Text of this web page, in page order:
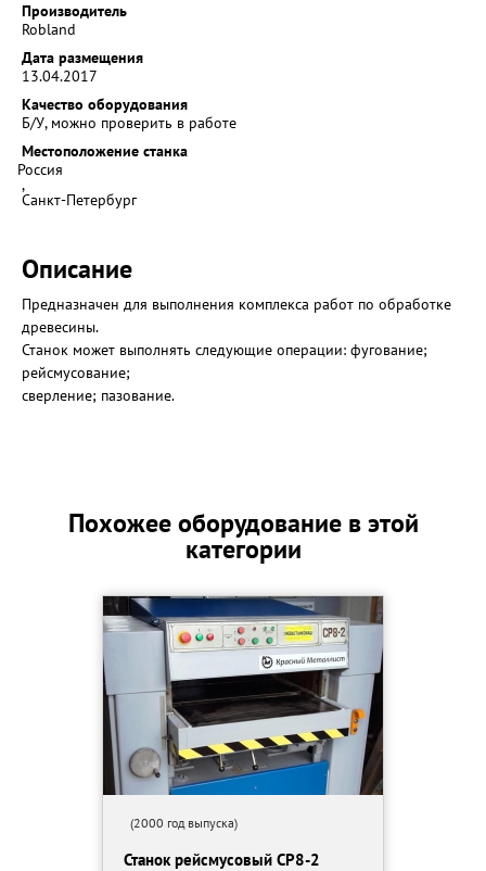
Производитель
Robland
Дата размещения
13.04.2017
Качество оборудования
Б/У, можно проверить в работе
Местоположение станка
Россия
,
Санкт-Петербург
Описание
Предназначен для выполнения комплекса работ по обработке
древесины.
Станок может выполнять следующие операции: фугование;
рейсмусование;
сверление; пазование.
Похожее оборудование в этой
категории
(2000 год выпуска)
Станок рейсмусовый СР8-2